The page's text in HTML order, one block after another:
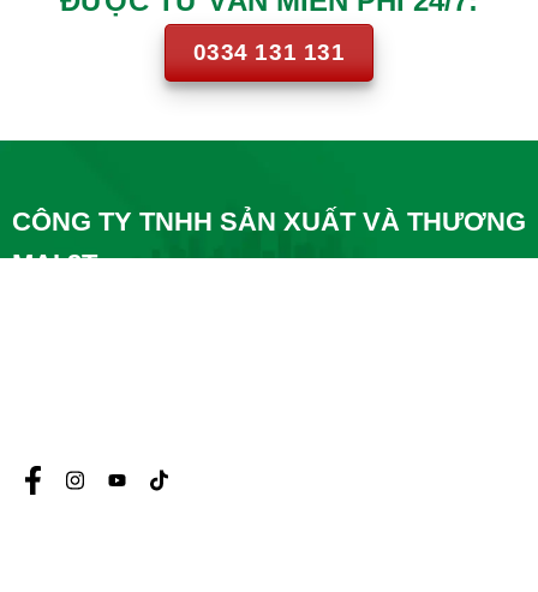
0334 131 131
CÔNG TY TNHH SẢN XUẤT VÀ THƯƠNG
MẠI 2T